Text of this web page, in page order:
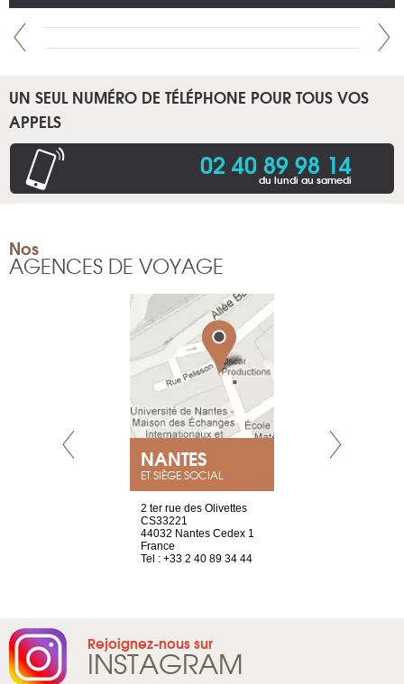
UN SEUL NUMÉRO DE TÉLÉPHONE POUR TOUS VOS
APPELS
02 40 89 98 14
du lundi au samedi
Nos
AGENCES DE VOYAGE
NANTES
ET SIÈGE SOCIAL
2 ter rue des Olivettes
CS33221
44032 Nantes Cedex 1
France
Tel : +33 2 40 89 34 44
Rejoignez-nous sur
INSTAGRAM